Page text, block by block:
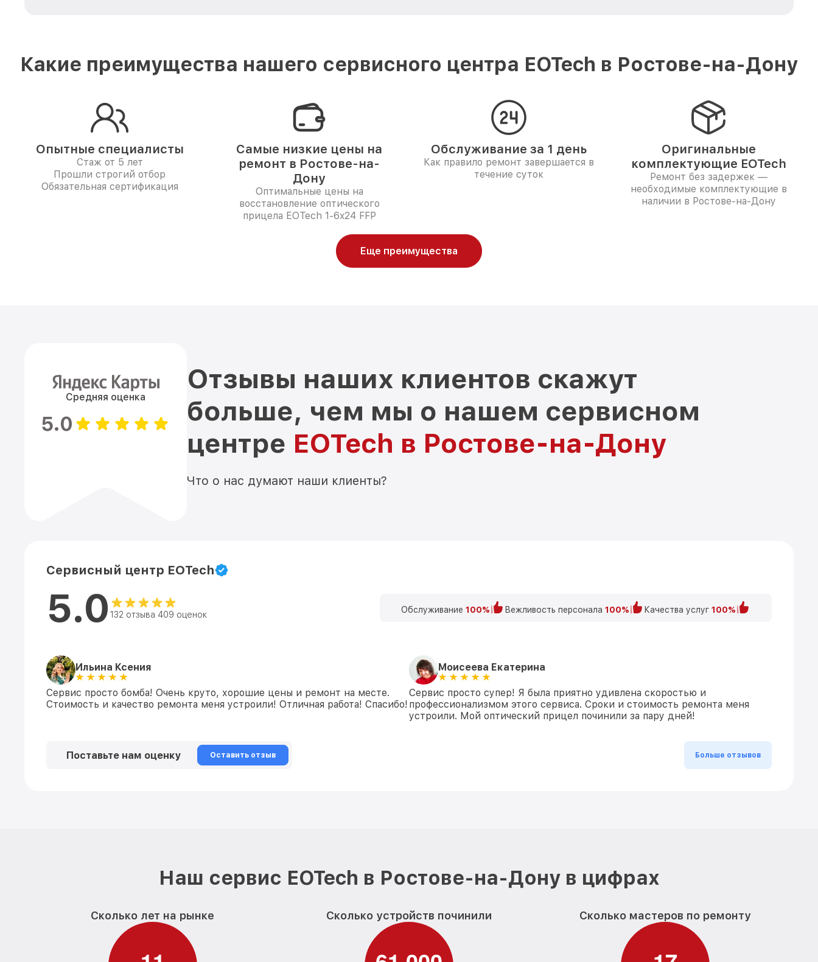
Какие преимущества нашего сервисного центра EOTech в Ростове-на-Дону
Опытные специалисты
Стаж от 5 лет
Прошли строгий отбор
Обязательная сертификация
Самые низкие цены на
ремонт в Ростове-на-
Дону
Оптимальные цены на
восстановление оптического
прицела EOTech 1-6x24 FFP
Обслуживание за 1 день
Как правило ремонт завершается в
течение суток
Оригинальные
комплектующие EOTech
Ремонт без задержек —
необходимые комплектующие в
наличии в Ростове-на-Дону
Еще преимущества
Средняя оценка
5.0
Отзывы наших клиентов скажут
больше, чем мы о нашем сервисном
центре EOTech в Ростове-на-Дону
Что о нас думают наши клиенты?
Сервисный центр EOTech
5.0 132 отзыва 409 оценок Обслуживание 100% Вежливость персонала 100% Качества услуг 100%
Ильина Ксения
Сервис просто бомба! Очень круто, хорошие цены и ремонт на месте.
Стоимость и качество ремонта меня устроили! Отличная работа! Спасибо!
Моисеева Екатерина
Сервис просто супер! Я была приятно удивлена скоростью и
профессионализмом этого сервиса. Сроки и стоимость ремонта меня
устроили. Мой оптический прицел починили за пару дней!
Поставьте нам оценку Оставить отзыв Больше отзывов
Наш сервис EOTech в Ростове-на-Дону в цифрах
Сколько лет на рынке Сколько устройств починили Сколько мастеров по ремонту